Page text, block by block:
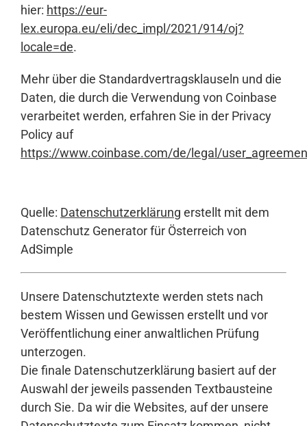
hier: https://eur-
lex.europa.eu/eli/dec_impl/2021/914/oj?
locale=de.
Mehr über die Standardvertragsklauseln und die
Daten, die durch die Verwendung von Coinbase
verarbeitet werden, erfahren Sie in der Privacy
Policy auf
https://www.coinbase.com/de/legal/
Quelle: Datenschutzerklärung erstellt mit dem
Datenschutz Generator für Österreich von
AdSimple
Unsere Datenschutztexte werden stets nach
bestem Wissen und Gewissen erstellt und vor
Veröffentlichung einer anwaltlichen Prüfung
unterzogen.
Die finale Datenschutzerklärung basiert auf der
Auswahl der jeweils passenden Textbausteine
durch Sie. Da wir die Websites, auf der unsere